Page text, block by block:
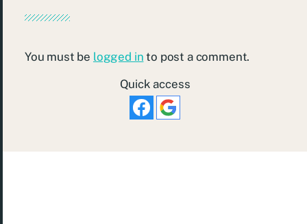
You must be logged in to post a comment.
Quick access